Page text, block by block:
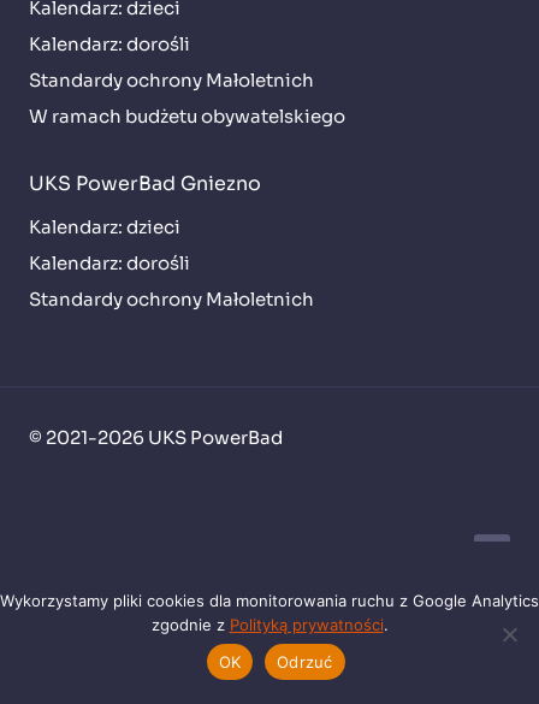
Kalendarz: dzieci
Kalendarz: dorośli
Standardy ochrony Małoletnich
W ramach budżetu obywatelskiego
UKS PowerBad Gniezno
Kalendarz: dzieci
Kalendarz: dorośli
Standardy ochrony Małoletnich
© 2021-2026 UKS PowerBad
Zmień decyzję co do cookies
Wykorzystamy pliki cookies dla monitorowania ruchu z Google Analytics
zgodnie z Polityką prywatności.
OK
Odrzuć